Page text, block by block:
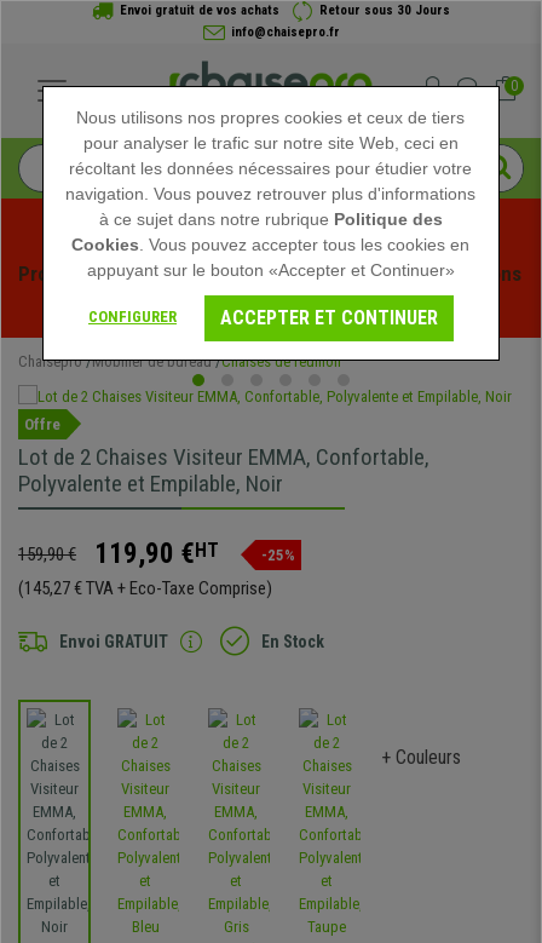
Envoi gratuit de vos achats
Retour sous 30 Jours
info@chaisepro.fr
0
Profitez des soldes d'été chez Chaisepro ! Des réductions
exclusives pour une durée limitée - Voir l'offre
Chaisepro Mobilier de bureau Chaises de réunion
Offre
Lot de 2 Chaises Visiteur EMMA, Confortable,
Polyvalente et Empilable, Noir
159,90 € 119,90 €HT -25%
(145,27 € TVA + Eco-Taxe Comprise)
Envoi GRATUIT En Stock
+ Couleurs
Nous utilisons nos propres cookies et ceux de tiers
pour analyser le trafic sur notre site Web, ceci en
récoltant les données nécessaires pour étudier votre
navigation. Vous pouvez retrouver plus d'informations
à ce sujet dans notre rubrique Politique des
Cookies . Vous pouvez accepter tous les cookies en
appuyant sur le bouton «Accepter et Continuer»
CONFIGURER ACCEPTER ET CONTINUER